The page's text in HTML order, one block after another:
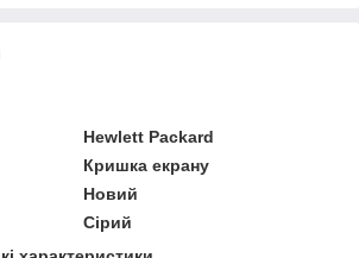
Hewlett Packard
Кришка екрану
Новий
Сірий